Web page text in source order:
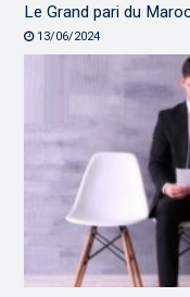
Le Grand pari du
13/06/2024